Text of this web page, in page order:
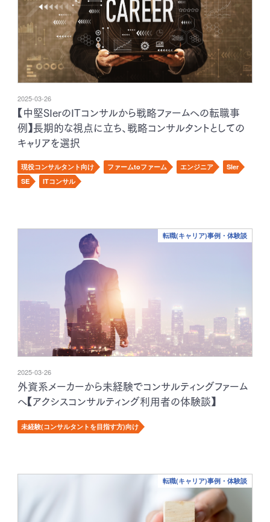
2025-03-26
【中堅SIerのITコンサルから戦略ファームへの転職事
例】長期的な視点に立ち、戦略コンサルタントとしての
キャリアを選択
現役コンサルタント向け ファームtoファーム エンジニア
SIer
SE
ITコンサル
転職(キャリア)事例・体験談
2025-03-26
外資系メーカーから未経験でコンサルティングファーム
へ【アクシスコンサルティング利用者の体験談】
未経験(コンサルタントを目指す方)向け
転職(キャリア)事例・体験談